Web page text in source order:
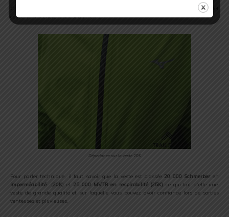
Cette technologie offre une respirabilité, une imperméabilité mais a également l’effet
coupe-vent recherché, c’est du 3 en 1.
Déperlance sur la veste 20K
Pour parler technique, il faut savoir que la veste est classée20 000 Schmerber en
imperméabilité (20K) et 25 000 MVTR en respirabilité (25K)ce qui fait d’elle une
veste de grande qualité et sur laquelle vous pouvez avoir confiance lors de sorties
venteuses et pluvieuses.